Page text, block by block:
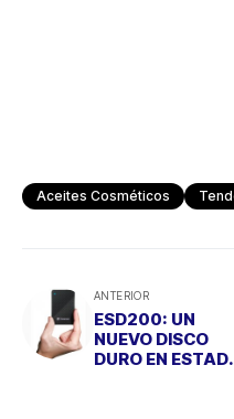
Aceites Cosméticos
ANTERIOR
ESD200: UN
NUEVO DISCO
DURO EN